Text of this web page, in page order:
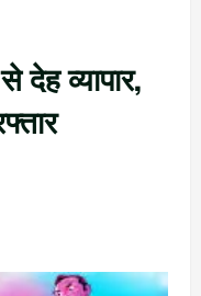
व्यापार,